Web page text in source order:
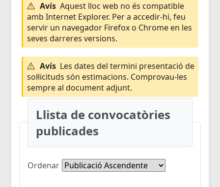
Avís Aquest lloc web no és compatible
amb Internet Explorer. Per a accedir-hi, feu
servir un navegador Firefox o Chrome en les
seves darreres versions.
Avís Les dates del termini presentació de
sol·licituds són estimacions. Comprovau-les
sempre al document adjunt.
Llista de convocatòries
publicades
Ordenar